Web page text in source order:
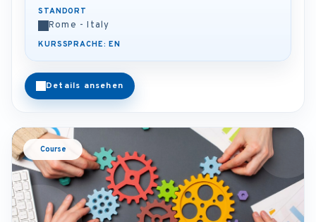
STANDORT
Rome - Italy
KURSSPRACHE: EN
Details ansehen
Course